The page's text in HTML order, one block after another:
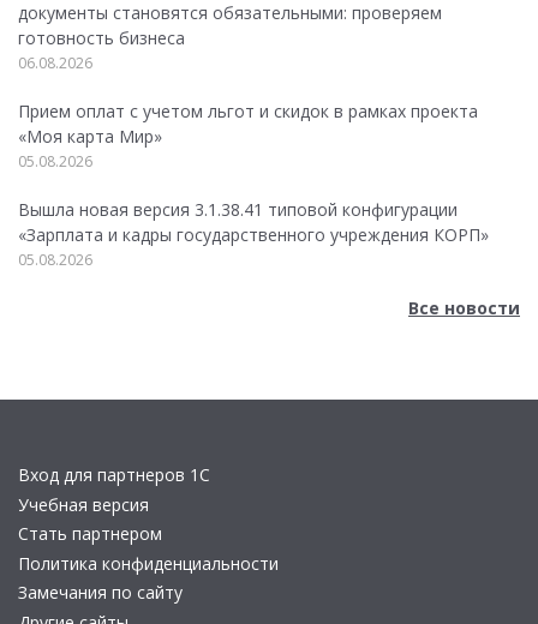
документы становятся обязательными: проверяем
готовность бизнеса
06.08.2026
Прием оплат с учетом льгот и скидок в рамках проекта
«Моя карта Мир»
05.08.2026
Вышла новая версия 3.1.38.41 типовой конфигурации
«Зарплата и кадры государственного учреждения КОРП»
05.08.2026
Все новости
Вход для партнеров 1С
Учебная версия
Стать партнером
Политика конфиденциальности
Замечания по сайту